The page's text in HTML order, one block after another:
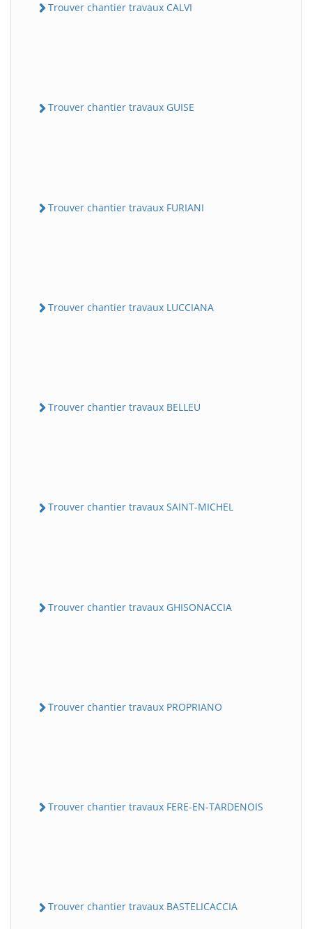
Trouver chantier travaux CALVI
Trouver chantier travaux GUISE
Trouver chantier travaux FURIANI
Trouver chantier travaux LUCCIANA
Trouver chantier travaux BELLEU
Trouver chantier travaux SAINT-MICHEL
Trouver chantier travaux GHISONACCIA
Trouver chantier travaux PROPRIANO
Trouver chantier travaux FERE-EN-TARDENOIS
Trouver chantier travaux BASTELICACCIA